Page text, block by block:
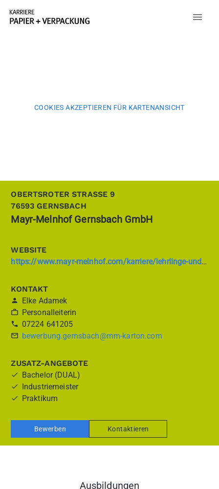
COOKIES AKZEPTIEREN FÜR KARTENANSICHT
OBERTSROTER STRASSE 9
76593 GERNSBACH
Mayr-Melnhof Gernsbach GmbH
WEBSITE
https://www.mayr-melnhof.com/karriere/lehrlinge-und-auszubildende/
KONTAKT
Elke Adamek
Personalleiterin
07224 641205
bewerbung.gernsbach@mm-karton.com
ZUSATZ-ANGEBOTE
Bachelor (DUAL)
Industriemeister
Praktikum
Bewerben Kontaktieren
Ausbildungen